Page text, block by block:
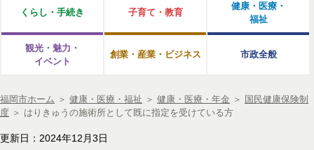
くらし・手続き 子育て・教育
健康・医療・
福祉
観光・魅力・
イベント
創業・産業・ビジネス 市政全般
福岡市ホーム ＞ 健康・医療・福祉 ＞ 健康・医療・年金 ＞ 国民健康保険制
度 ＞ はりきゅうの施術所として既に指定を受けている方
更新日：2024年12月3日